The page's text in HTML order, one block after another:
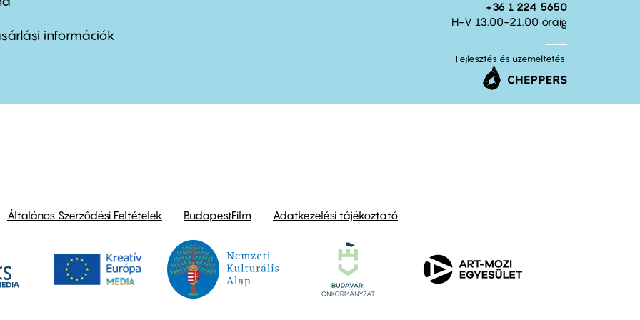
információk
+36 1 224 5650
H-V 13.00-21.00 óráig
Fejlesztés és üzemeltetés:
Általános Szerződési Feltételek BudapestFilm Adatkezelési tájékoztató